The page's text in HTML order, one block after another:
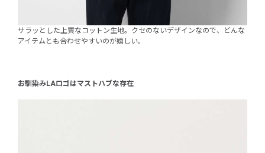
サラッとした上質なコットン生地。クセのないデザインなので、どんな
アイテムとも合わせやすいのが嬉しい。
お馴染みLAロゴはマストハブな存在